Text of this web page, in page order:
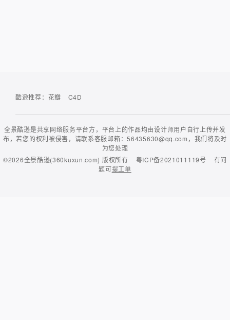
酷逊推荐： 花瓣 C4D
全景酷逊是共享网络服务平台方，平台上的作品均由设计师用户自行上传并发
布，若您的权利被侵害，请联系客服邮箱：56435630@qq.com，我们将及时
为您处理
©2026全景酷逊(360kuxun.com) 版权所有 粤ICP备2021011119号
有问
题可提工单